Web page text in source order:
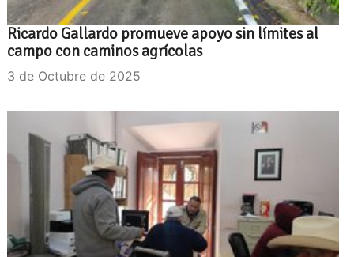
Ricardo Gallardo promueve apoyo sin límites al
campo con caminos agrícolas
3 de Octubre de 2025